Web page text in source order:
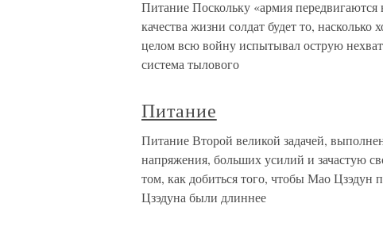
Питание Поскольку «армия
качества жизни солдат будет то,
целом всю войну испытывал острую
система тылового
Питание
Питание Второй великой задачей,
напряжения, больших усилий и зачастую
том, как добиться того, чтобы Мао Цзэдун
Цзэдуна были длиннее